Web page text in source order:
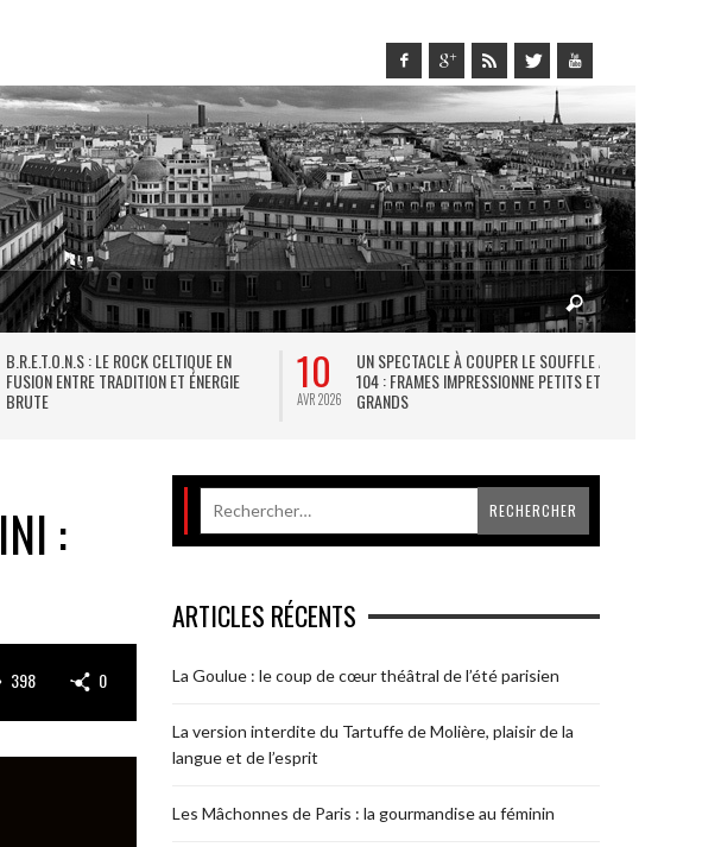
B.R.E.T.O.N.S : LE ROCK CELTIQUE EN
FUSION ENTRE TRADITION ET ÉNERGIE
BRUTE
10
AVR 2026
UN SPECTACLE À COUPER LE SOUFFLE AU
104 : FRAMES IMPRESSIONNE PETITS ET
GRANDS
:
398 0
ARTICLES RÉCENTS
La Goulue : le coup de cœur théâtral de l’été parisien
La version interdite du Tartuffe de Molière, plaisir de la
langue et de l’esprit
Les Mâchonnes de Paris : la gourmandise au féminin